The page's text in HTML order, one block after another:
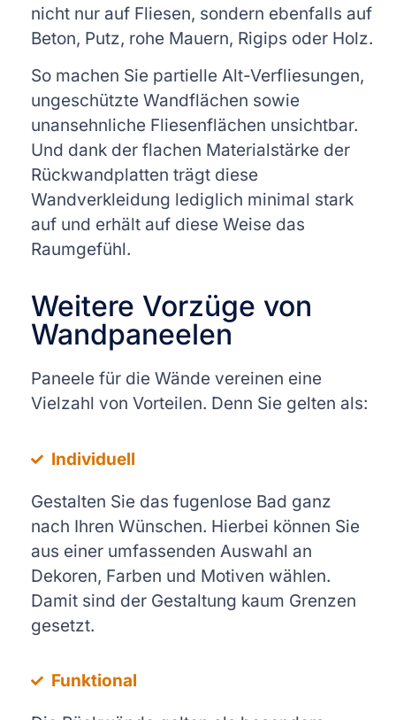
nicht nur auf Fliesen, sondern ebenfalls auf
Beton, Putz, rohe Mauern, Rigips oder Holz.
So machen Sie partielle Alt-Verfliesungen,
ungeschützte Wandflächen sowie
unansehnliche Fliesenflächen unsichtbar.
Und dank der flachen Materialstärke der
Rückwandplatten trägt diese
Wandverkleidung lediglich minimal stark
auf und erhält auf diese Weise das
Raumgefühl.
Weitere Vorzüge von
Wandpaneelen
Paneele für die Wände vereinen eine
Vielzahl von Vorteilen. Denn Sie gelten als:
Individuell
Gestalten Sie das fugenlose Bad ganz
nach Ihren Wünschen. Hierbei können Sie
aus einer umfassenden Auswahl an
Dekoren, Farben und Motiven wählen.
Damit sind der Gestaltung kaum Grenzen
gesetzt.
Funktional